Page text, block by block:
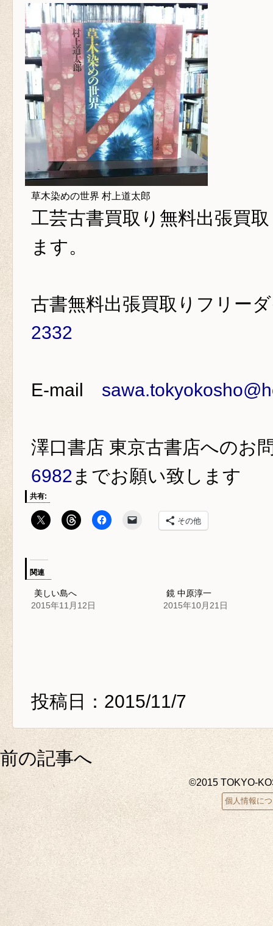
草木染めの世界 村上道太郎
工芸古書買取り 無料出張買
ます。
古書無料出張買取りフリー
2332
E-mail
澤口書店 東京古書店へのお
6982 までお願い致します
共有:
その他
関連
美しい島へ
2015年11月12日
鏡 中原淳一
2015年10月21日
投稿日：2015/11/7
前の記事へ
©2015 TOKYO-
個人情報に